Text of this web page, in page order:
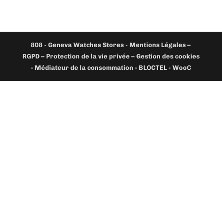
808 -Geneva Watches Stores - Mentions Légales –
RGPD – Protection de la vie privée – Gestion des cookies
- Médiateur de la consommation - BLOCTEL - WooC